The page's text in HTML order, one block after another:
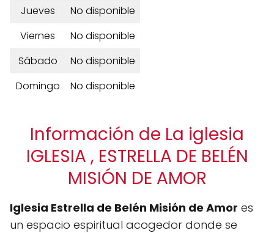
Jueves
No disponible
Viernes
No disponible
Sábado
No disponible
Domingo
No disponible
Información de La iglesia
IGLESIA , ESTRELLA DE BELÉN
MISIÓN DE AMOR
Iglesia Estrella de Belén Misión de Amor es
un espacio espiritual acogedor donde se